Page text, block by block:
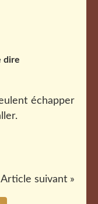
dire
échapper
Article suivant »